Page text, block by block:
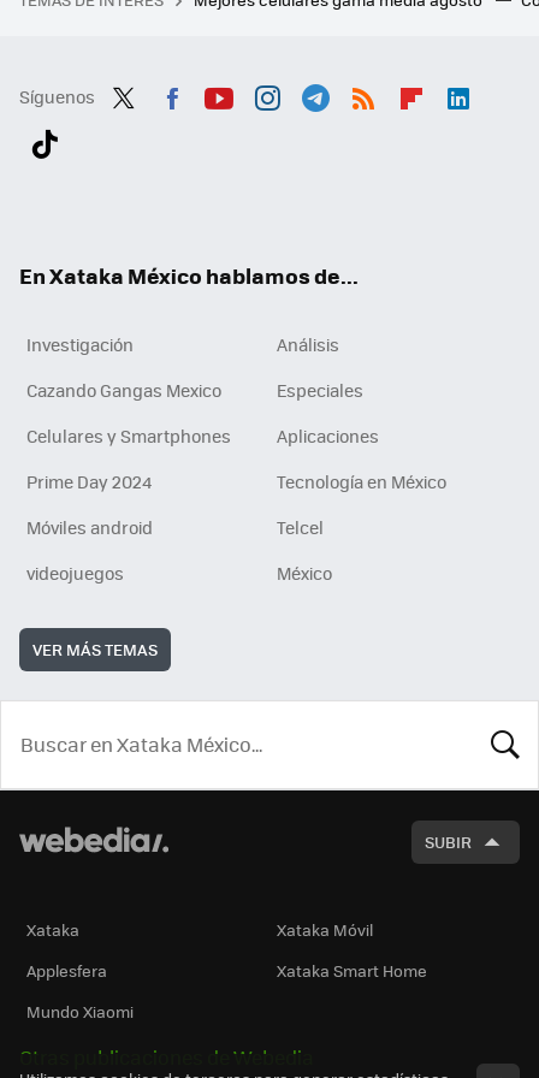
Síguenos
En Xataka México hablamos de...
Investigación
Análisis
Cazando Gangas Mexico
Especiales
Celulares y Smartphones
Aplicaciones
Prime Day 2024
Tecnología en México
Móviles android
Telcel
videojuegos
México
VER MÁS TEMAS
SUBIR
Xataka
Xataka Móvil
Applesfera
Xataka Smart Home
Mundo Xiaomi
Otras publicaciones de Webedia